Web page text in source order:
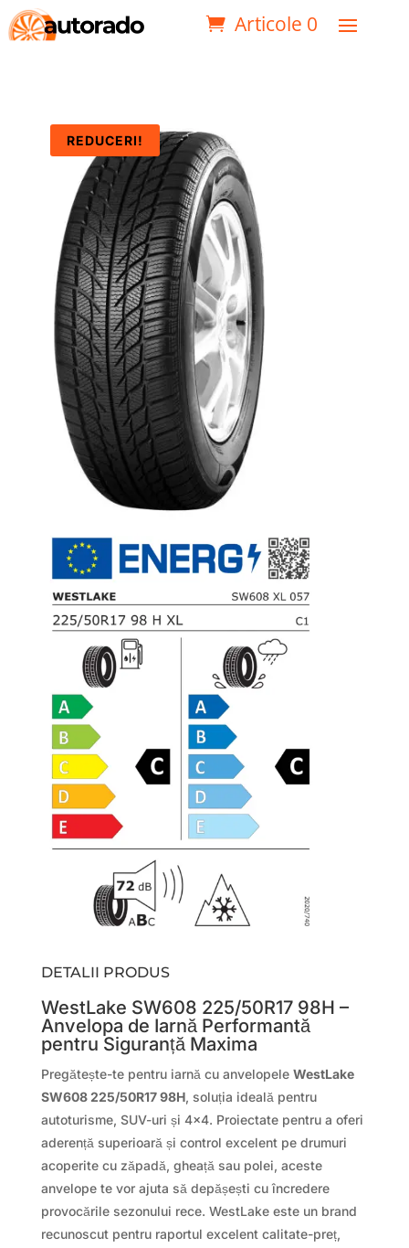
Articole 0
REDUCERI!
DETALII PRODUS
WestLake SW608 225/50R17 98H –
Anvelopa de Iarnă Performantă
pentru Siguranță Maxima
Pregătește-te pentru iarnă cu anvelopele WestLake
SW608 225/50R17 98H, soluția ideală pentru
autoturisme, SUV-uri și 4×4. Proiectate pentru a oferi
aderență superioară și control excelent pe drumuri
acoperite cu zăpadă, gheață sau polei, aceste
anvelope te vor ajuta să depășești cu încredere
provocările sezonului rece. WestLake este un brand
recunoscut pentru raportul excelent calitate-preț,